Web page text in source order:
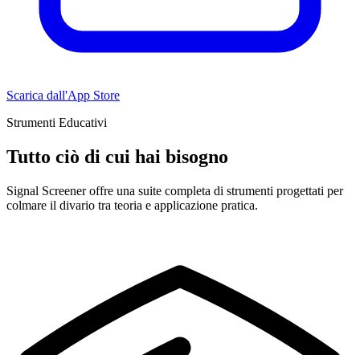
Scarica dall'App Store
Strumenti Educativi
Tutto ciò di cui hai bisogno
Signal Screener offre una suite completa di strumenti progettati per
colmare il divario tra teoria e applicazione pratica.